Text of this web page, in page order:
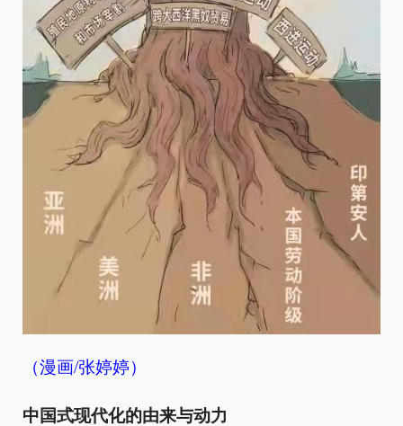
（漫画/张婷婷）
中国式现代化的由来与动力